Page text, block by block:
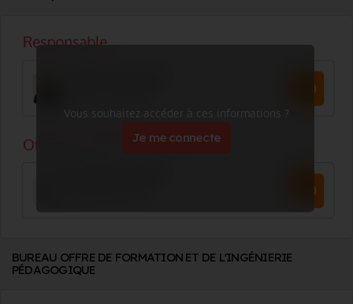
Vous souhaitez accéder à ces informations ?
Je me connecte
BUREAU OFFRE DE FORMATION ET DE L'INGÉNIERIE
PÉDAGOGIQUE